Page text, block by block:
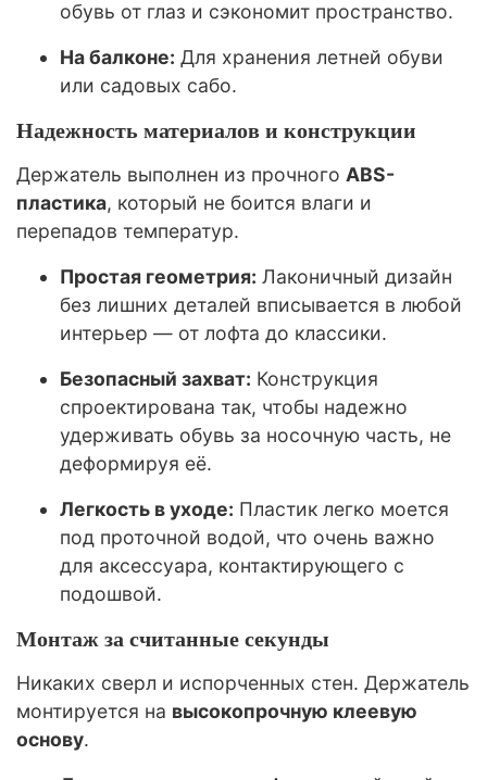
обувь от глаз и сэкономит пространство.
На балконе: Для хранения летней обуви
или садовых сабо.
Надежность материалов и конструкции
Держатель выполнен из прочного ABS-
пластика, который не боится влаги и
перепадов температур.
Простая геометрия: Лаконичный дизайн
без лишних деталей вписывается в любой
интерьер — от лофта до классики.
Безопасный захват: Конструкция
спроектирована так, чтобы надежно
удерживать обувь за носочную часть, не
деформируя её.
Легкость в уходе: Пластик легко моется
под проточной водой, что очень важно
для аксессуара, контактирующего с
подошвой.
Монтаж за считанные секунды
Никаких сверл и испорченных стен. Держатель
монтируется на высокопрочную клеевую
основу.